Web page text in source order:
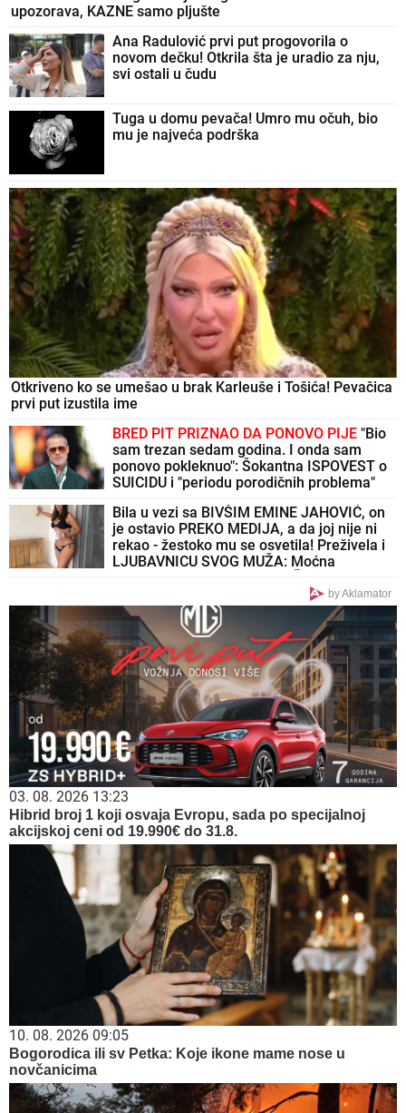
upozorava, KAZNE samo pljušte
Ana Radulović prvi put progovorila o
novom dečku! Otkrila šta je uradio za nju,
svi ostali u čudu
Tuga u domu pevača! Umro mu očuh, bio
mu je najveća podrška
Otkriveno ko se umešao u brak Karleuše i Tošića! Pevačica
prvi put izustila ime
BRED PIT PRIZNAO DA PONOVO PIJE "Bio
sam trezan sedam godina. I onda sam
ponovo pokleknuo": Šokantna ISPOVEST o
SUICIDU i "periodu porodičnih problema"
Bila u vezi sa BIVŠIM EMINE JAHOVIĆ, on
je ostavio PREKO MEDIJA, a da joj nije ni
rekao - žestoko mu se osvetila! Preživela i
LJUBAVNICU SVOG MUŽA: Moćna
by Aklamator
03. 08. 2026 13:23
Hibrid broj 1 koji osvaja Evropu, sada po specijalnoj
akcijskoj ceni od 19.990€ do 31.8.
10. 08. 2026 09:05
Bogorodica ili sv Petka: Koje ikone mame nose u
novčanicima